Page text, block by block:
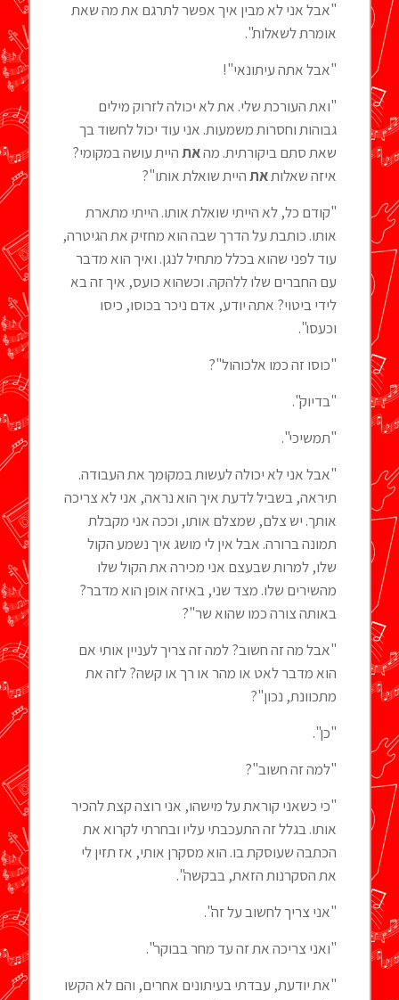
"אבל אני לא מבין איך אפשר לתרגם את מה שאת
אומרת לשאלות".
"אבל אתה עיתונאי"!
"ואת העורכת שלי. את לא יכולה לזרוק מילים
גבוהות וחסרות משמעות. אני עוד יכול לחשוד בך
שאת סתם ביקורתית. מהאתהיית עושה במקומי?
איזה שאלותאתהיית שואלת אותו"?
"קודם כל, לא הייתי שואלת אותו. הייתי מתארת
אותו. כותבת על הדרך שבה הוא מחזיק את הגיטרה,
עוד לפני שהוא בכלל מתחיל לנגן. ואיך הוא מדבר
עם החברים שלו ללהקה. וכשהוא כועס, איך זה בא
לידי ביטוי? אתה יודע, אדם ניכר בכוסו, כיסו
וכעסו".
"כוסו זה כמו אלכוהול"?
"בדיוק".
"תמשיכי".
"אבל אני לא יכולה לעשות במקומך את העבודה.
תיראה, בשביל לדעת איך הוא נראה, אני לא צריכה
אותך. יש צלם, שמצלם אותו, וככה אני מקבלת
תמונה ברורה. אבל אין לי מושג איך נשמע הקול
שלו, למרות שבעצם אני מכירה את הקול שלו
מהשירים שלו. מצד שני, באיזה אופן הוא מדבר?
באותה צורה כמו שהוא שר"?
"אבל מה זה חשוב? למה זה צריך לעניין אותי אם
הוא מדבר לאט או מהר או רך או קשה? לזה את
מתכוונת, נכון"?
"כן".
"למה זה חשוב"?
"כי כשאני קוראת על מישהו, אני רוצה קצת להכיר
אותו. בגלל זה התעכבתי עליו ובחרתי לקרוא את
הכתבה שעוסקת בו. הוא מסקרן אותי, אז תזין לי
את הסקרנות הזאת, בבקשה".
"אני צריך לחשוב על זה".
"ואני צריכה את זה עד מחר בבוקר".
"את יודעת, עבדתי בעיתונים אחרים, והם לא הקשו